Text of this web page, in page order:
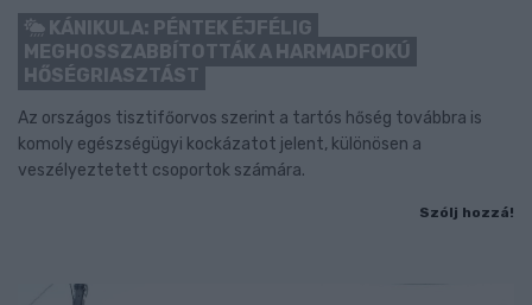
KÁNIKULA: PÉNTEK ÉJFÉLIG
MEGHOSSZABBÍTOTTÁK A HARMADFOKÚ
HŐSÉGRIASZTÁST
Az országos tisztifőorvos szerint a tartós hőség továbbra is
komoly egészségügyi kockázatot jelent, különösen a
veszélyeztetett csoportok számára.
Szólj hozzá!